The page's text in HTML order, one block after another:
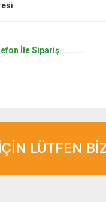
İle Sipariş
LÜTFEN